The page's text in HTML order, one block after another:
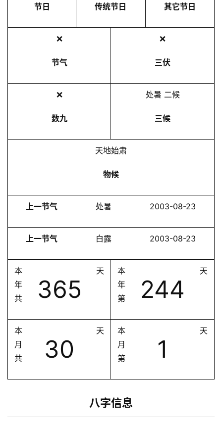
节日 传统节日 其它节日
❌
节气
❌
三伏
❌
数九
处暑 二候
三候
天地始肃
物候
上一节气 处暑 2003-08-23
上一节气 白露 2003-08-23
本
年
共
365
天
本
年
第
244
天
本
月
共
30
天
本
月
第
1
天
八字信息